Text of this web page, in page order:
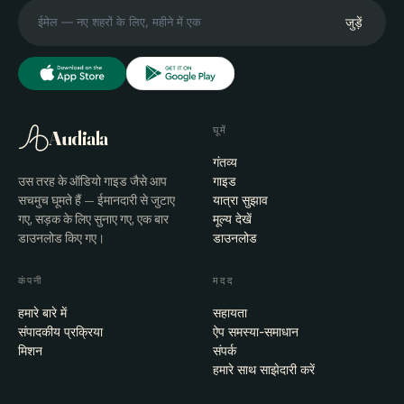
जुड़ें
Audiala
उस तरह के ऑडियो गाइड जैसे आप
सचमुच घूमते हैं — ईमानदारी से जुटाए
गए, सड़क के लिए सुनाए गए, एक बार
डाउनलोड किए गए।
घूमें
गंतव्य
गाइड
यात्रा सुझाव
मूल्य देखें
डाउनलोड
कंपनी
हमारे बारे में
संपादकीय प्रक्रिया
मिशन
मदद
सहायता
ऐप समस्या-समाधान
संपर्क
हमारे साथ साझेदारी करें